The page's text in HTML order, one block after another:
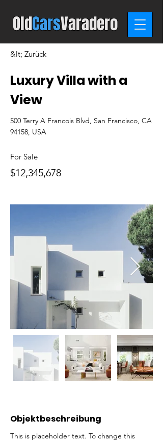
OldCarsVaradero
&lt; Zurück
Luxury Villa with a
View
500 Terry A Francois Blvd, San Francisco, CA
94158, USA
For Sale
$12,345,678
Objektbeschreibung
This is placeholder text. To change this